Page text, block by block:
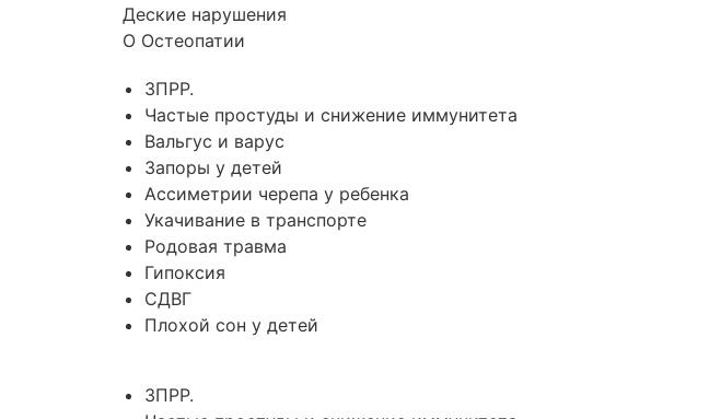
Деские нарушения
О Остеопатии
ЗПРР.
Частые простуды и снижение иммунитета
Вальгус и варус
Запоры у детей
Ассиметрии черепа у ребенка
Укачивание в транспорте
Родовая травма
Гипоксия
СДВГ
Плохой сон у детей
ЗПРР.